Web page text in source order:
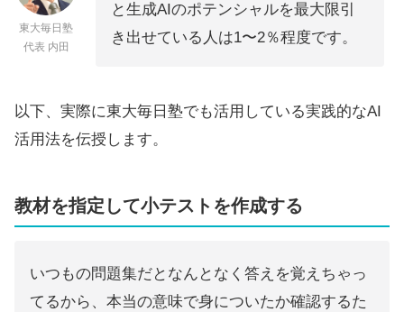
東大毎日塾
代表 内田
と生成AIのポテンシャルを最大限引
き出せている人は1〜2％程度です。
以下、実際に東大毎日塾でも活用している実践的なAI
活用法を伝授します。
教材を指定して小テストを作成する
いつもの問題集だとなんとなく答えを覚えちゃっ
てるから、本当の意味で身についたか確認するた